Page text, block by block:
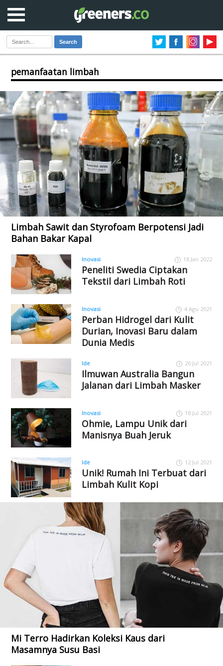
Search
pemanfaatan limbah
Limbah Sawit dan Styrofoam Berpotensi Jadi
Bahan Bakar Kapal
Inovasi 18 Jan 2022
Peneliti Swedia Ciptakan
Tekstil dari Limbah Roti
Inovasi 4 Agu 2021
Perban Hidrogel dari Kulit
Durian, Inovasi Baru dalam
Dunia Medis
Ide 20 Jul 2021
Ilmuwan Australia Bangun
Jalanan dari Limbah Masker
Inovasi 18 Jul 2021
Ohmie, Lampu Unik dari
Manisnya Buah Jeruk
Ide 12 Jul 2021
Unik! Rumah Ini Terbuat dari
Limbah Kulit Kopi
Mi Terro Hadirkan Koleksi Kaus dari
Masamnya Susu Basi